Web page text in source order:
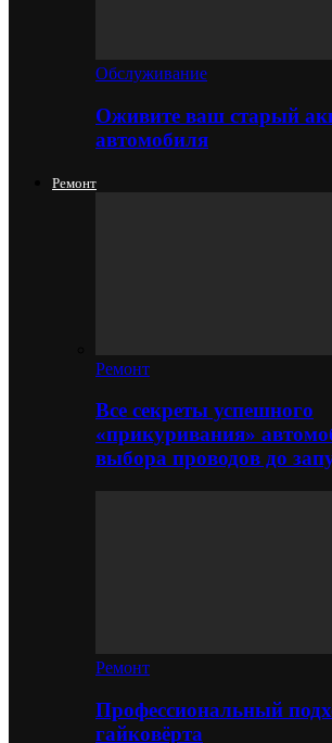
Обслуживание
Оживите ваш старый
автомобиля
Ремонт
Ремонт
Все секреты успешного
«прикуривания»
выбора проводов до
Ремонт
Профессиональный
гайковёрта